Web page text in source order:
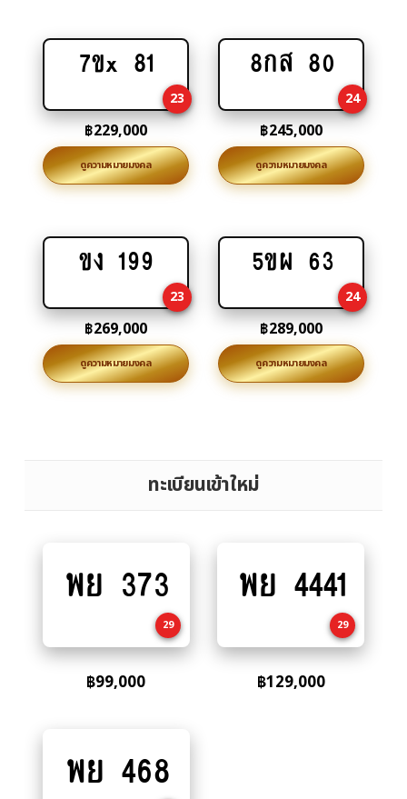
Add
cart
7ขx 81
23
฿229,000
ดูความหมายมงคล
Add
cart
8กส 80
24
฿245,000
ดูความหมายมงคล
Add
cart
ขง 199
23
฿269,000
ดูความหมายมงคล
Add
cart
5ขผ 63
24
฿289,000
ดูความหมายมงคล
ทะเบียนเข้าใหม่
to
พย 373
29
฿99,000
to
พย 4441
29
฿129,000
to
พย 468